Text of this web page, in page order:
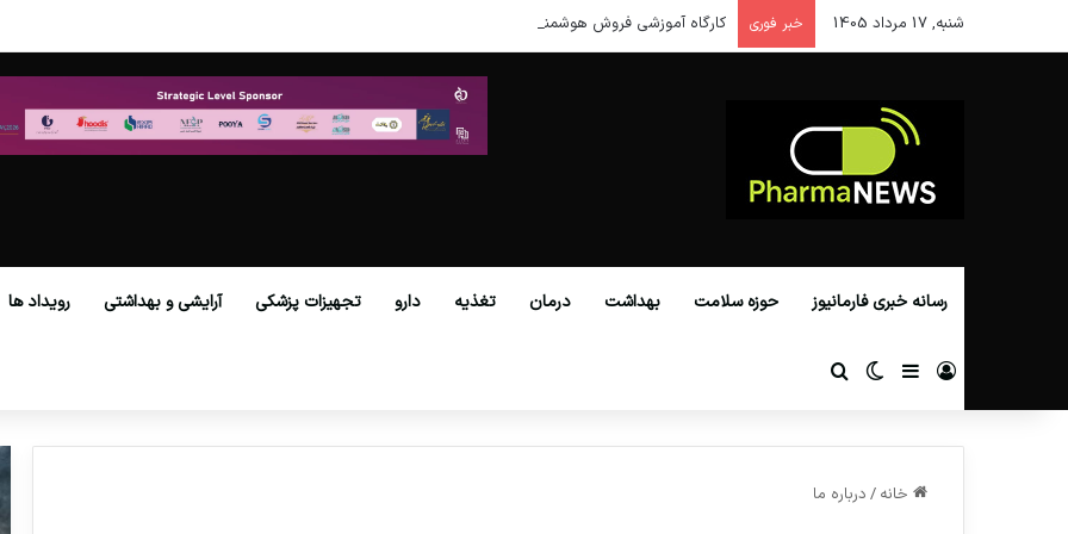
شنبه, 17 مرداد 1405 خبر فوری کارگاه آموزشی فروش هوشمند در عصر نوین
رسانه خبری فارمانیوز حوزه سلامت بهداشت درمان تغذیه دارو تجهیزات پزشکی آرایشی و بهداشتی رویداد ها
ورود سایدبارتغییر پوسته
خانه / درباره ما